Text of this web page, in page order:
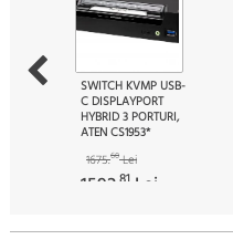
SWITCH KVMP USB-
C DISPLAYPORT
HYBRID 3 PORTURI,
ATEN CS1953*
1675.60Lei
1592.81 Lei